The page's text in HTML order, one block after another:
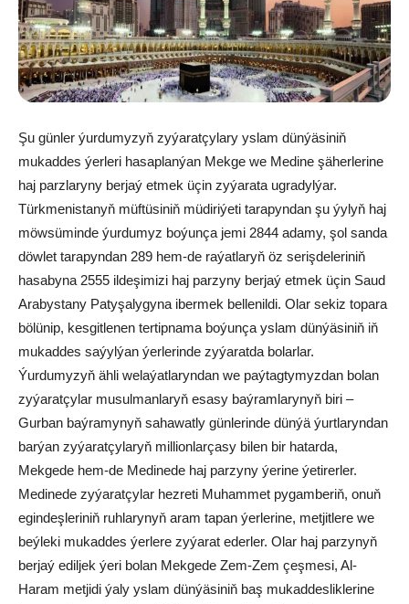
Şu günler ýurdumyzyň zyýaratçylary yslam dünýäsiniň
mukaddes ýerleri hasaplanýan Mekge we Medine şäherlerine
haj parzlaryny berjaý etmek üçin zyýarata ugradylýar.
Türkmenistanyň müftüsiniň müdiriýeti tarapyndan şu ýylyň haj
möwsüminde ýurdumyz boýunça jemi 2844 adamy, şol sanda
döwlet tarapyndan 289 hem-de raýatlaryň öz serişdeleriniň
hasabyna 2555 ildeşimizi haj parzyny berjaý etmek üçin Saud
Arabystany Patyşalygyna ibermek bellenildi. Olar sekiz topara
bölünip, kesgitlenen tertipnama boýunça yslam dünýäsiniň iň
mukaddes saýylýan ýerlerinde zyýaratda bolarlar.
Ýurdumyzyň ähli welaýatlaryndan we paýtagtymyzdan bolan
zyýaratçylar musulmanlaryň esasy baýramlarynyň biri –
Gurban baýramynyň sahawatly günlerinde dünýä ýurtlaryndan
barýan zyýaratçylaryň millionlarçasy bilen bir hatarda,
Mekgede hem-de Medinede haj parzyny ýerine ýetirerler.
Medinede zyýaratçylar hezreti Muhammet pygamberiň, onuň
egindeşleriniň ruhlarynyň aram tapan ýerlerine, metjitlere we
beýleki mukaddes ýerlere zyýarat ederler. Olar haj parzynyň
berjaý ediljek ýeri bolan Mekgede Zem-Zem çeşmesi, Al-
Haram metjidi ýaly yslam dünýäsiniň baş mukaddesliklerine